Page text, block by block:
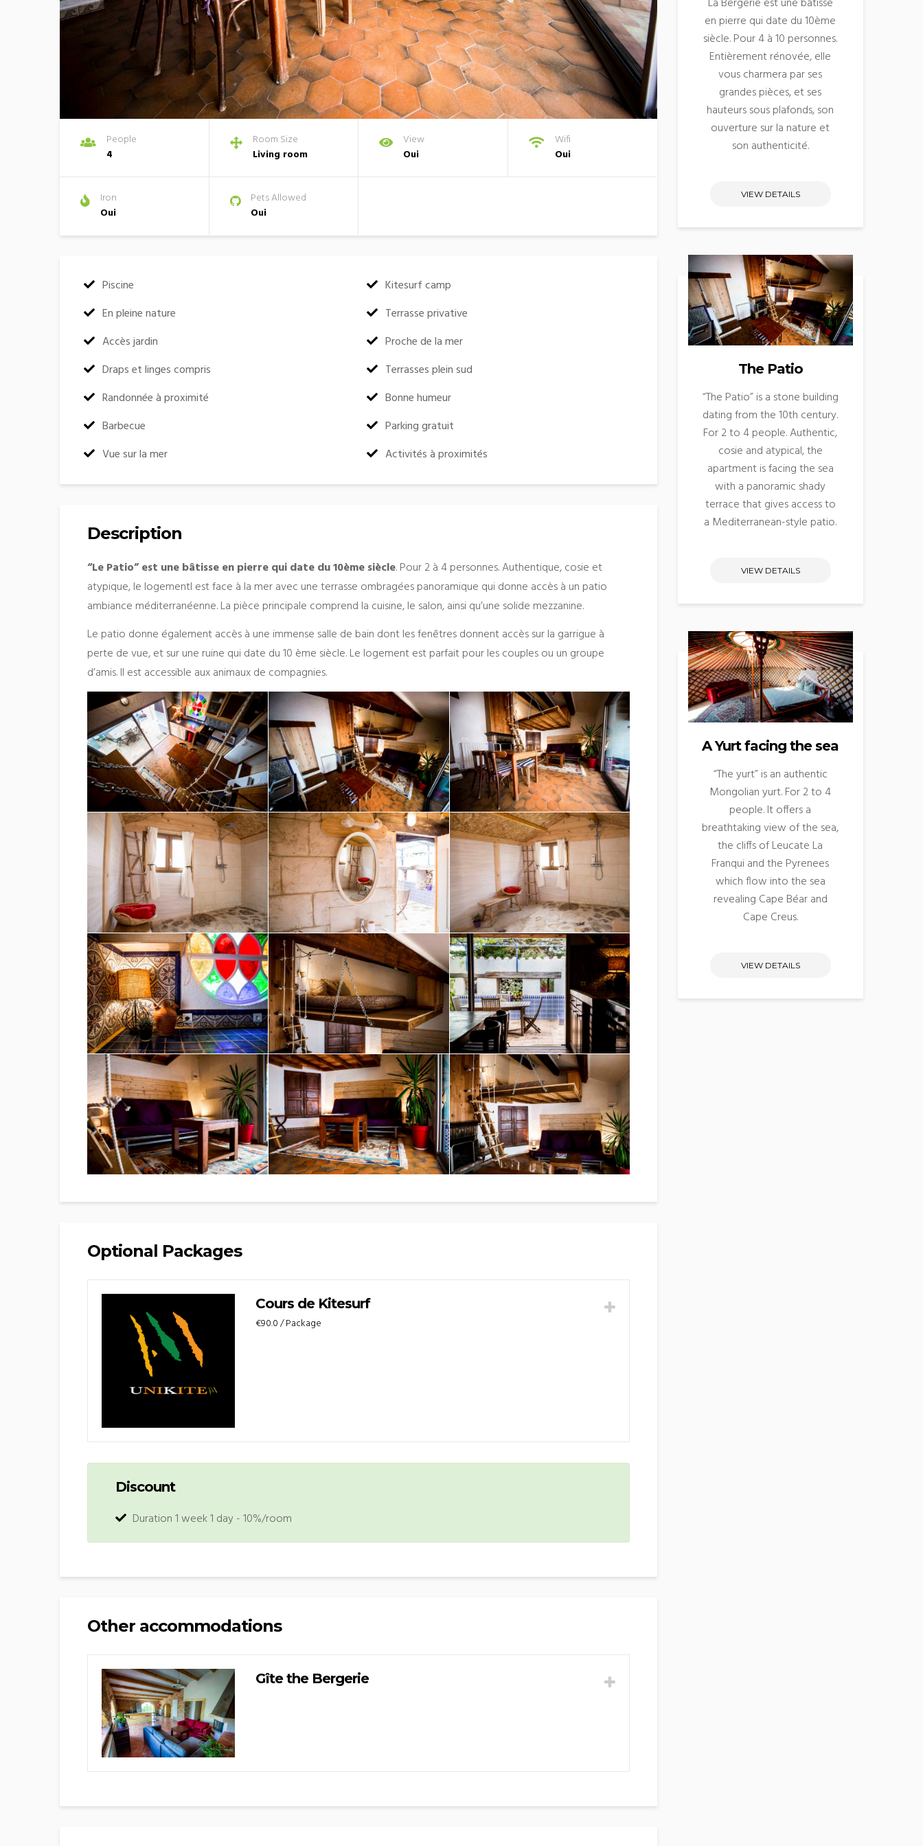
en pierre qui date du 10ème
siècle. Pour 4 à 10 personnes.
Entièrement rénovée, elle
vous charmera par ses
grandes pièces, et ses
hauteurs sous plafonds, son
ouverture sur la nature et
son authenticité.
VIEW DETAILS
The Patio
“The Patio” is a stone building
dating from the 10th century.
For 2 to 4 people. Authentic,
cosie and atypical, the
apartment is facing the sea
with a panoramic shady
terrace that gives access to
a Mediterranean-style patio.
VIEW DETAILS
A Yurt facing the sea
“The yurt” is an authentic
Mongolian yurt. For 2 to 4
people. It offers a
breathtaking view of the sea,
the cliffs of Leucate La
Franqui and the Pyrenees
which flow into the sea
revealing Cape Béar and
Cape Creus.
VIEW DETAILS
People
4
Room Size
Living room
View
Oui
Wifi
Oui
Iron
Oui
Pets Allowed
Oui
:Piscine :Kitesurf camp
:En pleine nature
Terrasse privative
:Accès jardin :Proche de la mer
:Draps et linges compris
Terrasses plein sud
:Randonnée à proximité :Bonne humeur
:Barbecue :Parking gratuit
:Vue sur la mer :Activités à proximités
Description
“Le Patio” est une bâtisse en pierre qui date du 10ème siècle.Pour 2 à 4 personnes. Authentique, cosie et
atypique, le logementl est face à la mer avec une terrasse ombragées panoramique qui donne accès à un patio
ambiance méditerranéenne. La pièce principale comprend la cuisine, le salon, ainsi qu’une solide mezzanine.
Le patio donne également accès à une immense salle de bain dont les fenêtres donnent accès sur la garrigue à
perte de vue, et sur une ruine qui date du 10 ème siècle. Le logement est parfait pour les couples ou un groupe
d’amis. Il est accessible aux animaux de compagnies.
Optional Packages
Cours de Kitesurf
€90.0/ Package
Discount
Duration 1 week 1 day - 10%/room
Other accommodations
Gîte the Bergerie